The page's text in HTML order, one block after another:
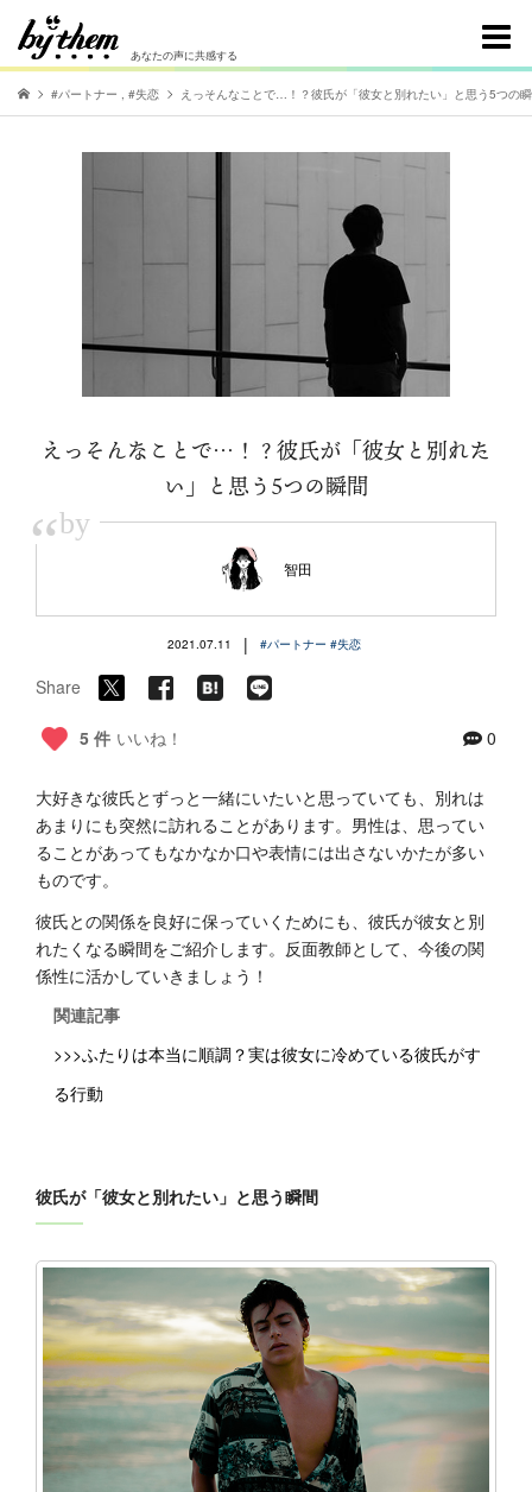
あなたの声に共感する
#パートナー , #失恋 えっそんなことで…！？彼氏が「彼女と別れたい」と思う5つの
えっそんなことで…！？彼氏が「彼女と別れた
い」と思う5つの瞬間
“by
智田
2021.07.11 | #パートナー #失恋
Share
5 件 いいね！ 0
大好きな彼氏とずっと一緒にいたいと思っていても、別れは
あまりにも突然に訪れることがあります。男性は、思ってい
ることがあってもなかなか口や表情には出さないかたが多い
ものです。
彼氏との関係を良好に保っていくためにも、彼氏が彼女と別
れたくなる瞬間をご紹介します。反面教師として、今後の関
係性に活かしていきましょう！
関連記事
>>>ふたりは本当に順調？実は彼女に冷めている彼氏がす
る行動
彼氏が「彼女と別れたい」と思う瞬間